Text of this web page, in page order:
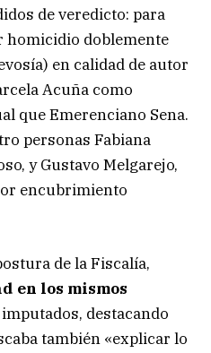
de veredicto: para
homicidio doblemente
en calidad de autor
Acuña como
que Emerenciano Sena.
personas Fabiana
y Gustavo Melgarejo,
encubrimiento
de la Fiscalía,
en los mismos
destacando
también «explicar lo